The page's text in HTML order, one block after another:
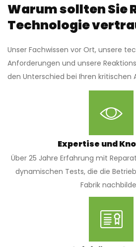
Warum sollten Sie
Technologie
Unser Fachwissen vor Ort, unsere
Anforderungen und unsere
den Unterschied bei Ihren kritischen
Expertise und
Über 25 Jahre Erfahrung mit
dynamischen Tests, die die
Fabrik